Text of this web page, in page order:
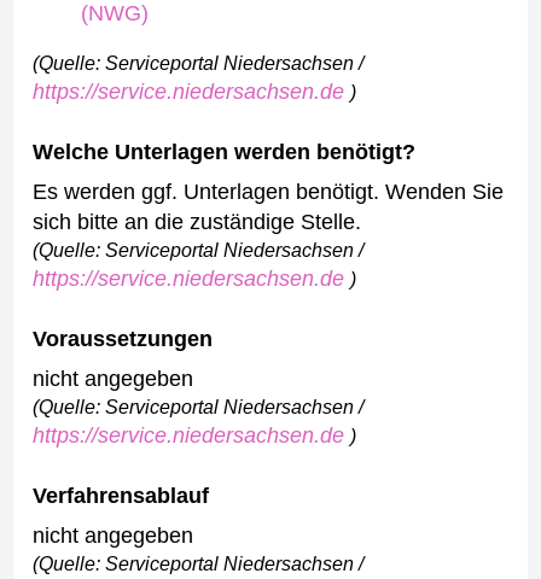
(NWG)
(Quelle: Serviceportal Niedersachsen /
https://service.niedersachsen.de )
Welche Unterlagen werden benötigt?
Es werden ggf. Unterlagen benötigt. Wenden Sie
sich bitte an die zuständige Stelle.
(Quelle: Serviceportal Niedersachsen /
https://service.niedersachsen.de )
Voraussetzungen
nicht angegeben
(Quelle: Serviceportal Niedersachsen /
https://service.niedersachsen.de )
Verfahrensablauf
nicht angegeben
(Quelle: Serviceportal Niedersachsen /